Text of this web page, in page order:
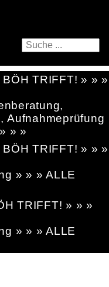
TRIFFT! » » »
Aufnahmeprüfung
» »
TRIFFT! » » »
» » » ALLE
TRIFFT! » » »
» » » ALLE